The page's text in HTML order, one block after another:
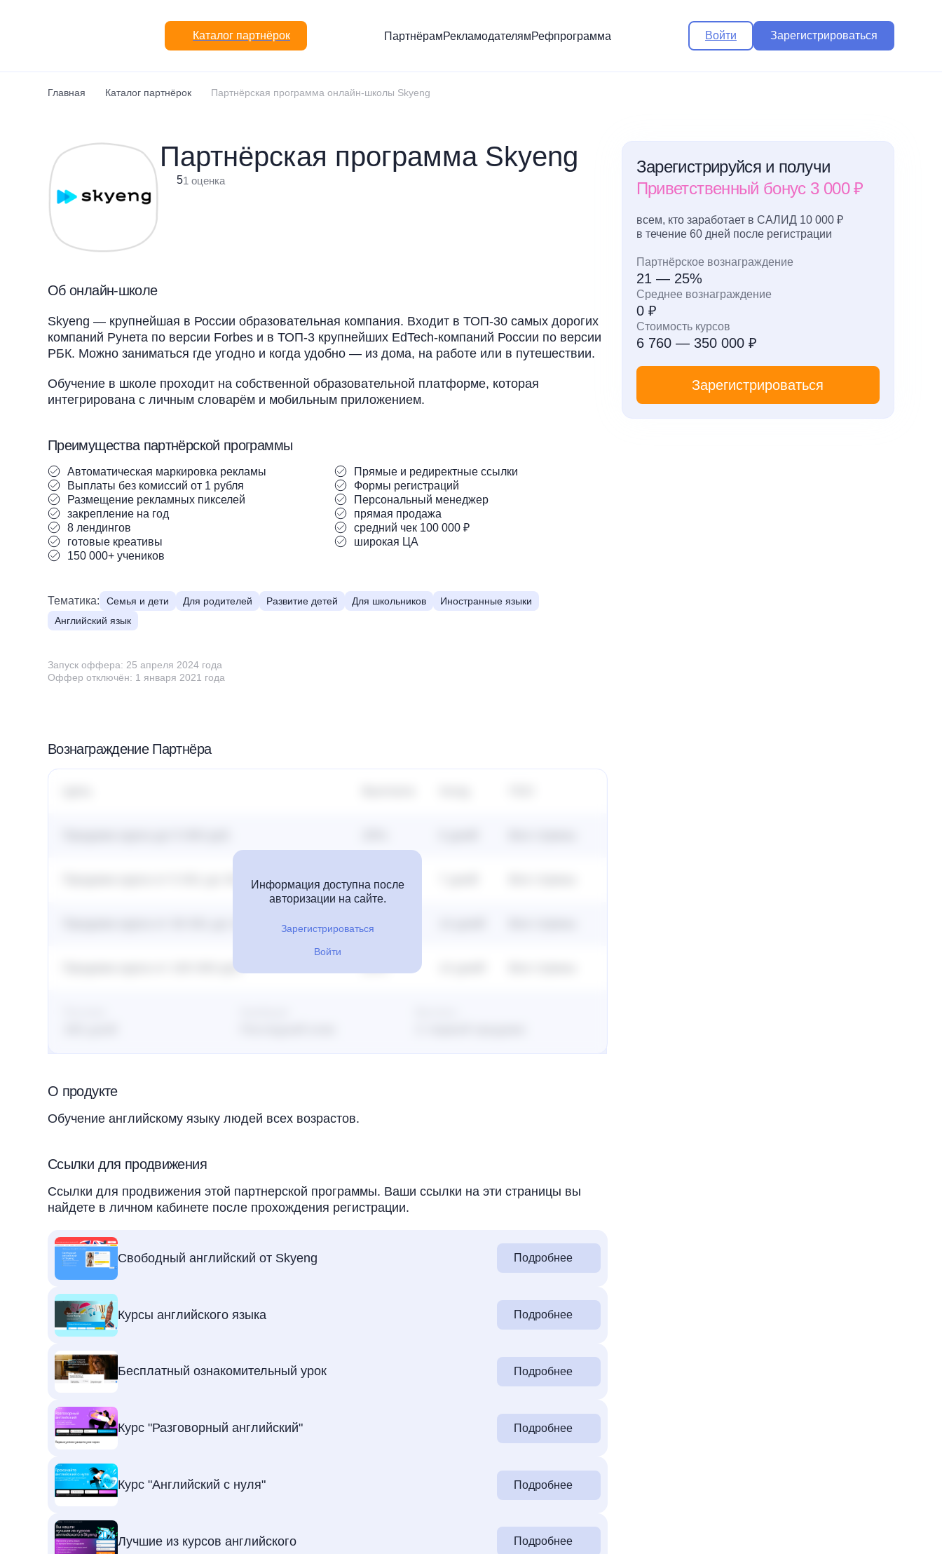
Каталог партнёрок ПартнёрамРекламодателямРефпрограмма Войти Зарегистрироваться
Главная Каталог партнёрок Партнёрская программа онлайн-школы Skyeng
Партнёрская программа Skyeng
51 оценка
Об онлайн-школе
Skyeng — крупнейшая в России образовательная компания. Входит в ТОП-30 самых дорогих
компаний Рунета по версии Forbes и в ТОП-3 крупнейших EdTech-компаний России по версии
РБК. Можно заниматься где угодно и когда удобно — из дома, на работе или в путешествии.
Обучение в школе проходит на собственной образовательной платформе, которая
интегрирована с личным словарём и мобильным приложением.
Преимущества партнёрской программы
Автоматическая маркировка рекламы
Прямые и редиректные ссылки
Выплаты без комиссий от 1 рубля
Формы регистраций
Размещение рекламных пикселей
Персональный менеджер
закрепление на год
прямая продажа
8 лендингов
средний чек 100 000 ₽
готовые креативы
широкая ЦА
150 000+ учеников
Тематика: Семья и дети Для родителей Развитие детей Для школьников
Иностранные языки
Английский язык
Запуск оффера: 25 апреля 2024 года
Оффер отключён: 1 января 2021 года
Вознаграждение Партнёра
Продажа курса от 5 001 до 30 000 руб. 25%
Продажа курса от 30 001 до 100 000 руб. 25%
Продажа курса от 100 000 руб.
Информация доступна после
авторизации на сайте.
Зарегистрироваться
Войти
О продукте
Обучение английскому языку людей всех возрастов.
Ссылки для продвижения
Ссылки для продвижения этой партнерской программы. Ваши ссылки на эти страницы вы
найдете в личном кабинете после прохождения регистрации.
Свободный английский от Skyeng Подробнее
Курсы английского языка Подробнее
Бесплатный ознакомительный урок Подробнее
Курс "Разговорный английский" Подробнее
Курс "Английский с нуля" Подробнее
Лучшие из курсов английского Подробнее
Зарегистрируйся и получи
Приветственный бонус 3 000 ₽
всем, кто заработает в САЛИД 10 000 ₽
в течение 60 дней после регистрации
Партнёрское вознаграждение
21 — 25%
Среднее вознаграждение
0 ₽
Стоимость курсов
6 760 — 350 000 ₽
Зарегистрироваться